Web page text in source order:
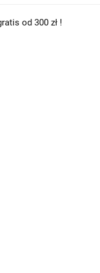
od 300 zł !